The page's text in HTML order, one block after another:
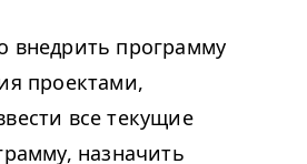
внедрить программу
проектами,
все текущие
назначить